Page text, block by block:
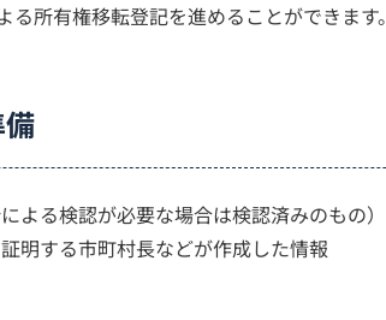
る所有権移転登記を進めることができます。
よる検認が必要な場合は検認済みのもの）
明する市町村長などが作成した情報